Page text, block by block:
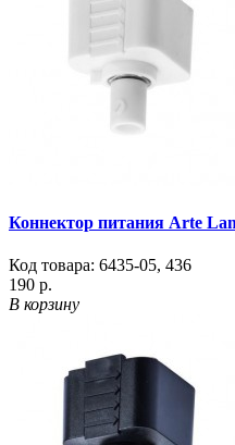
Коннектор питания Arte
Код товара: 6435-05, 436
190 р.
В корзину